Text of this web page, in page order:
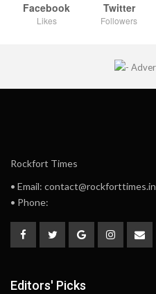
Facebook
Likes
Twitter
Followers
Rockfort Times
• Email: contact@rockforttimes.in
• Phone:
Editors' Picks